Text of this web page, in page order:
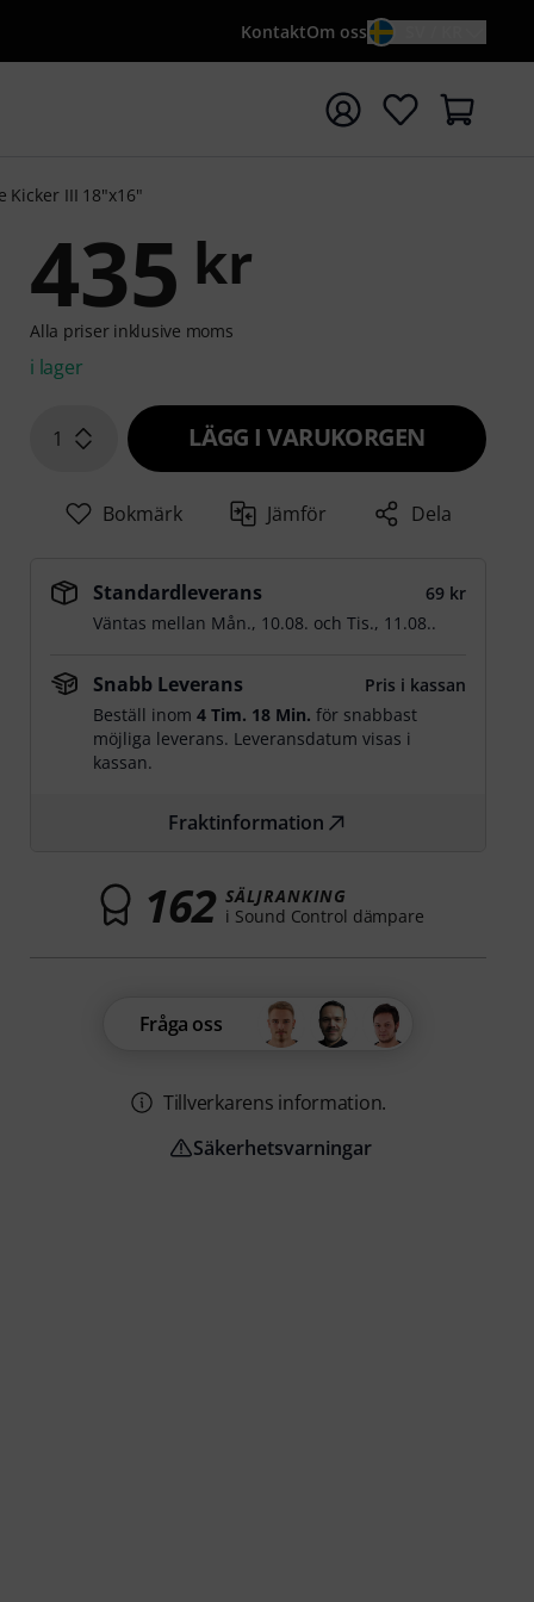
KontaktOm oss
sökningen med söktermen {searchTerm}
Kicker III 18"x16"
435 kr
Alla priser inklusive moms
i lager
1 LÄGG I VARUKORGEN
Bokmärk Jämför Dela
Standardleverans
69 kr
Väntas mellan Mån., 10.08. ochTis., 11.08..
Snabb Leverans
Pris i kassan
Beställ inom4 Tim. 18 Min. för snabbast
möjliga leverans. Leveransdatum visas i
kassan.
Fraktinformation
162 SÄLJRANKING
i Sound Control dämpare
Fråga oss
Tillverkarens information.
Säkerhetsvarningar